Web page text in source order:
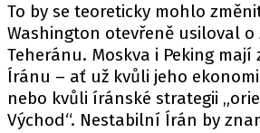
To by se teoreticky mohlo
Washington otevřeně usiloval o
Teheránu. Moskva i Peking
Íránu – ať už kvůli jeho
nebo kvůli íránské strategii
Východ“. Nestabilní Írán by